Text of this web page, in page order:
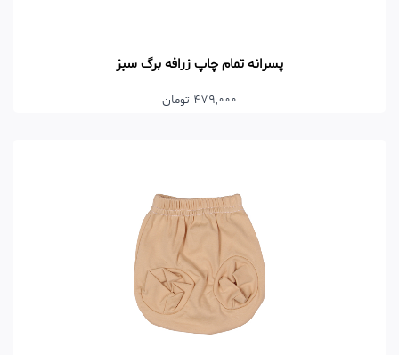
پسرانه تمام چاپ زرافه برگ سبز
479,000 تومان